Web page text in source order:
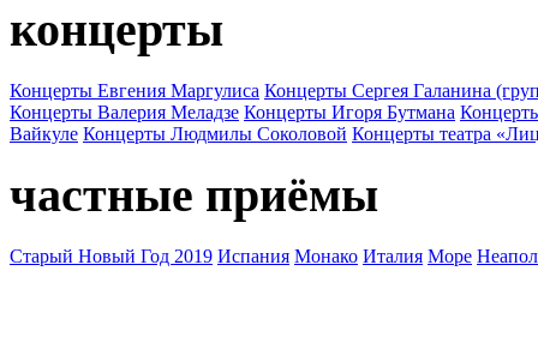
концерты
Концерты Евгения Маргулиса Концерты Сергея Галанина
Концерты Валерия Меладзе Концерты Игоря Бутмана
Вайкуле Концерты Людмилы Соколовой Концерты театра
частные приёмы
Старый Новый Год 2019 Испания Монако Италия Море